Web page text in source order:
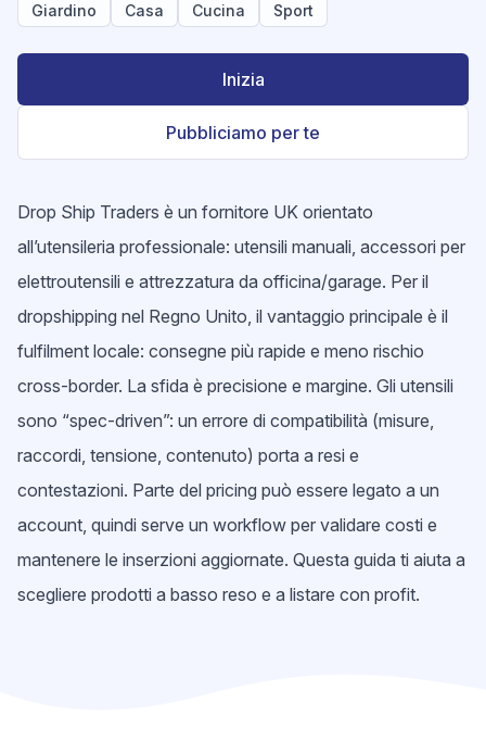
Giardino
Casa Cucina Sport
Inizia
Pubbliciamo per te
Drop Ship Traders è un fornitore UK orientato
all’utensileria professionale: utensili manuali, accessori per
elettroutensili e attrezzatura da officina/garage. Per il
dropshipping nel Regno Unito, il vantaggio principale è il
fulfilment locale: consegne più rapide e meno rischio
cross-border. La sfida è precisione e margine. Gli utensili
sono “spec-driven”: un errore di compatibilità (misure,
raccordi, tensione, contenuto) porta a resi e
contestazioni. Parte del pricing può essere legato a un
account, quindi serve un workflow per validare costi e
mantenere le inserzioni aggiornate. Questa guida ti aiuta a
scegliere prodotti a basso reso e a listare con profit.